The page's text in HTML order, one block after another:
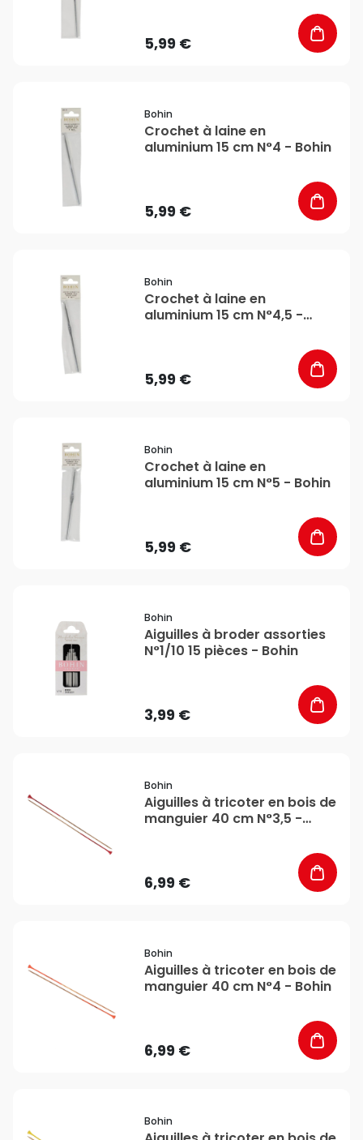
5,99 €
Bohin
Crochet à laine en
aluminium 15 cm N°4 - Bohin
5,99 €
Bohin
Crochet à laine en
aluminium 15 cm N°4,5 -
5,99 €
Bohin
Crochet à laine en
aluminium 15 cm N°5 - Bohin
5,99 €
Bohin
Aiguilles à broder assorties
N°1/10 15 pièces - Bohin
3,99 €
Bohin
Aiguilles à tricoter en bois de
manguier 40 cm N°3,5 -
6,99 €
Bohin
Aiguilles à tricoter en bois de
manguier 40 cm N°4 - Bohin
6,99 €
Bohin